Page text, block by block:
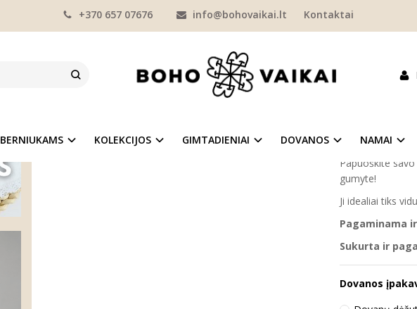
+370 657 07676 info@bohovaikai.lt Kontaktai
BERNIUKAMS KOLEKCIJOS GIMTADIENIAI DOVANOS NAMAI
LININĖ PLAUKŲ GUMYTĖ "SNIEGYNAI"
Papuoškite
gumyte!
Ji idealiai tiks
Pagaminama
Sukurta ir
Dovanos